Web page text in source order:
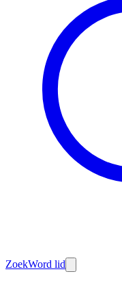
ZoekWord lid